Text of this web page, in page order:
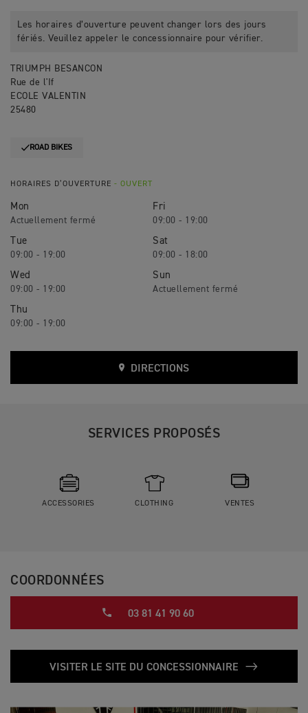
Les horaires d’ouverture peuvent changer lors des jours
fériés. Veuillez appeler le concessionnaire pour vérifier.
TRIUMPH BESANCON
Rue de l'If
ECOLE VALENTIN
25480
ROAD BIKES
HORAIRES D’OUVERTURE - OUVERT
Mon
Tue
09:00 - 19:00
Wed
09:00 - 19:00
Thu
09:00 - 19:00
Fri
09:00 - 19:00
Sat
09:00 - 18:00
Sun
DIRECTIONS
SERVICES PROPOSÉS
ACCESSORIES CLOTHING VENTES
COORDONNÉES
03 81 41 90 60
VISITER LE SITE DU CONCESSIONNAIRE